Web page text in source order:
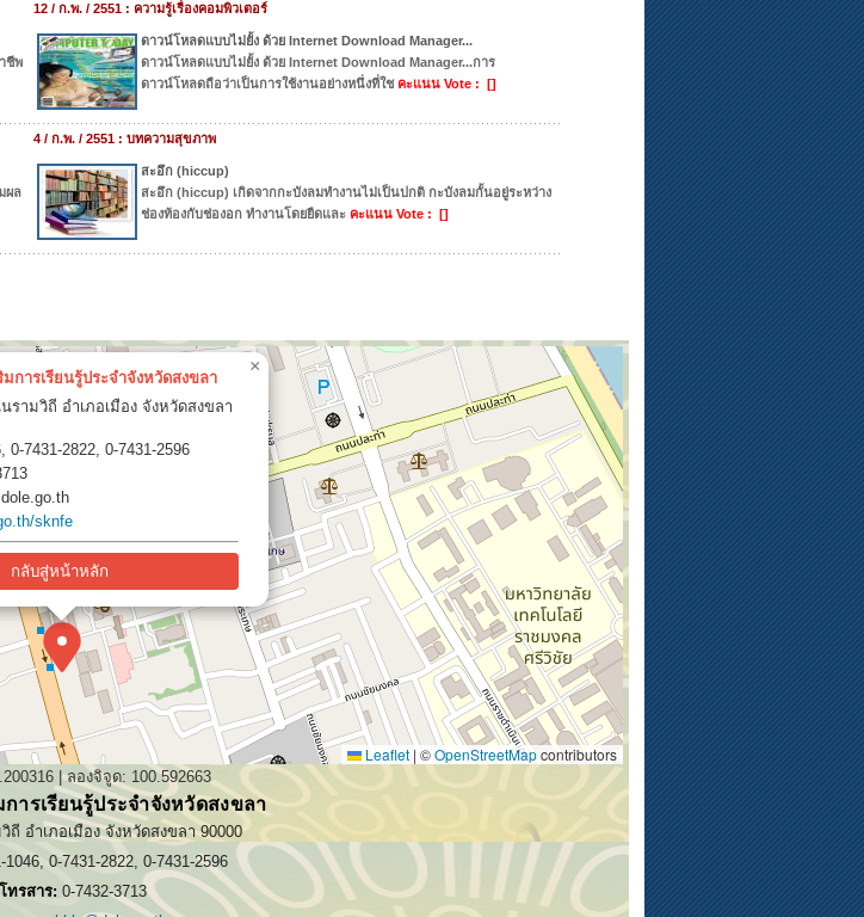
ชีพ
12 / ก.พ. / 2551 : ความรู้เรื่องคอมพิวเตอร์
ดาวน์โหลดแบบไม่ยั้ง ด้วย Internet Download Manager...
ดาวน์โหลดแบบไม่ยั้ง ด้วย Internet Download Manager...การ
ดาวน์โหลดถือว่าเป็นการใช้งานอย่างหนึ่งที่ใชคะแนน Vote : []
ผล
4 / ก.พ. / 2551 : บทความสุขภาพ
สะอึก (hiccup)
สะอึก (hiccup) เกิดจากกะบังลมทำงานไม่เป็นปกติ กะบังลมกั้นอยู่ระหว่าง
ช่องท้องกับช่องอก ทำงานโดยยืดและ คะแนน Vote : []
มการเรียนรู้ประจำจังหวัดสงขลา
รามวิถี อำเภอเมือง จังหวัดสงขลา
0-7431-2822, 0-7431-2596
sknfe
กลับสู่หน้าหลัก
×
Leaflet | ©OpenStreetMapcontributors
| ลองจิจูด: 100.592663
ารเรียนรู้ประจำจังหวัดสงขลา
ถี อำเภอเมือง จังหวัดสงขลา 90000
0-7431-2822, 0-7431-2596
ทรสาร: 0-7432-3713